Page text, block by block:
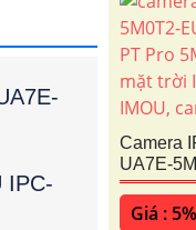
IPC-
Camera
UA7E-
Giá :